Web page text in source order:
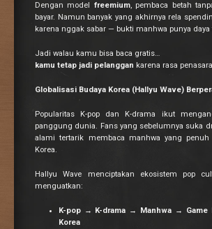
Dengan model freemium, pembaca betah
bayar. Namun banyak yang akhirnya rela
karena nggak sabar — bukti manhwa punya daya
Jadi walau kamu bisa baca gratis…
kamu tetap jadi pelanggan karena rasa
Globalisasi Budaya Korea (Hallyu Wave)
Popularitas K-pop dan K-drama ikut
panggung dunia. Fans yang sebelumnya suka
alami tertarik membaca manhwa yang
Korea.
Hallyu Wave menciptakan ekosistem pop
menguatkan:
K-pop → K-drama → Manhwa → Game
Korea